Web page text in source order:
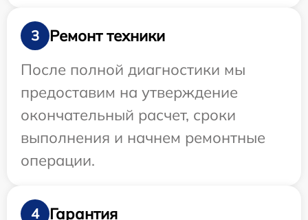
3
Ремонт техники
После полной диагностики мы
предоставим на утверждение
окончательный расчет, сроки
выполнения и начнем ремонтные
операции.
4 Гарантия